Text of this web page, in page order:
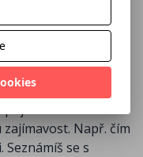
Na 16-ti
praještěry, kteří
předloh, či
a
Např. čím
Seznámíš se s